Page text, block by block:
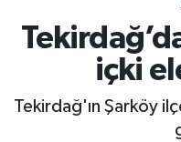
içki
Tekirdağ'ın Şarköy
Eğitim
TFF 3.Lig 4.Grup
Tüm Manşetler